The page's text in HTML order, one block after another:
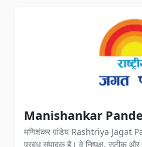
Manishankar
मणिशंकर पांडेय Rashtriya Jagat
प्रबंध संपादक हैं। वे निष्पक्ष, सटीक